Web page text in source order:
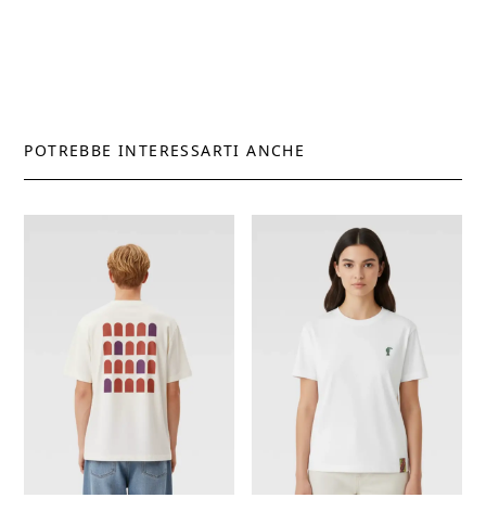
POTREBBE INTERESSARTI ANCHE